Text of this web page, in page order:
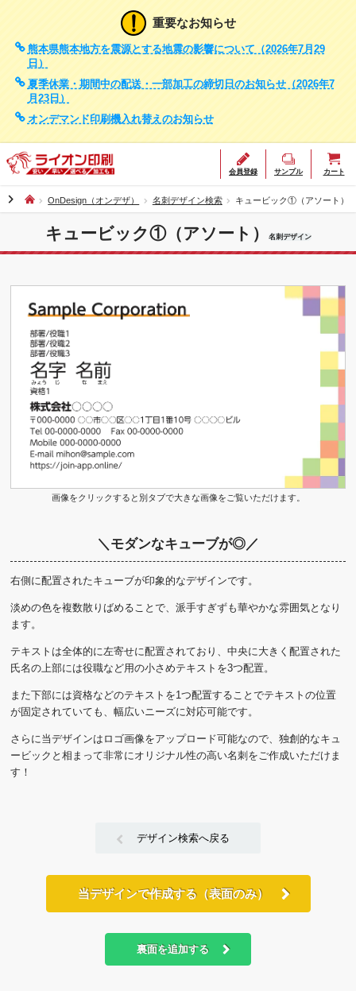
重要なお知らせ
熊本県熊本地方を震源とする地震の影響について（2026年7月29
日）
夏季休業・期間中の配送・一部加工の締切日のお知らせ（2026年7
月23日）
オンデマンド印刷機入れ替えのお知らせ
会員登録 サンプル カート
chevron_right OnDesign（オンデザ） 名刺デザイン検索 キュービック①（アソート）
キュービック①（アソート） 名刺デザイン
画像をクリックすると別タブで大きな画像をご覧いただけます。
＼モダンなキューブが◎／
右側に配置されたキューブが印象的なデザインです。
淡めの色を複数散りばめることで、派手すぎずも華やかな雰囲気となり
ます。
テキストは全体的に左寄せに配置されており、中央に大きく配置された
氏名の上部には役職など用の小さめテキストを3つ配置。
また下部には資格などのテキストを1つ配置することでテキストの位置
が固定されていても、幅広いニーズに対応可能です。
さらに当デザインはロゴ画像をアップロード可能なので、独創的なキュ
ービックと相まって非常にオリジナル性の高い名刺をご作成いただけま
す！
デザイン検索へ戻る
当デザインで作成する（表面のみ）
裏面を追加する